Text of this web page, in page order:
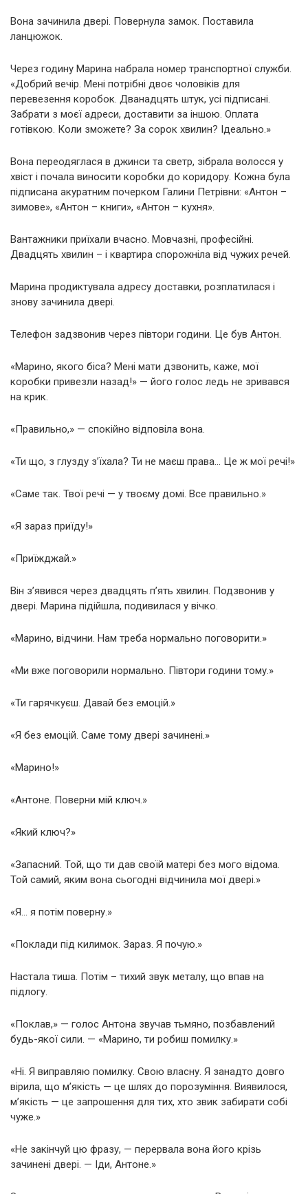
Вона зачинила двері. Повернула замок. Поставила
ланцюжок.
Через годину Марина набрала номер транспортної служби.
«Добрий вечір. Мені потрібні двоє чоловіків для
перевезення коробок. Дванадцять штук, усі підписані.
Забрати з моєї адреси, доставити за іншою. Оплата
готівкою. Коли зможете? За сорок хвилин? Ідеально.»
Вона переодяглася в джинси та светр, зібрала волосся у
хвіст і почала виносити коробки до коридору. Кожна була
підписана акуратним почерком Галини Петрівни: «Антон –
зимове», «Антон – книги», «Антон – кухня».
Вантажники приїхали вчасно. Мовчазні, професійні.
Двадцять хвилин – і квартира спорожніла від чужих речей.
Марина продиктувала адресу доставки, розплатилася і
знову зачинила двері.
Телефон задзвонив через півтори години. Це був Антон.
«Марино, якого біса? Мені мати дзвонить, каже, мої
коробки привезли назад!» — його голос ледь не зривався
на крик.
«Правильно,» — спокійно відповіла вона.
«Ти що, з глузду з’їхала? Ти не маєш права… Це ж мої речі!»
«Саме так. Твої речі — у твоєму домі. Все правильно.»
«Я зараз приїду!»
«Приїжджай.»
Він з’явився через двадцять п’ять хвилин. Подзвонив у
двері. Марина підійшла, подивилася у вічко.
«Марино, відчини. Нам треба нормально поговорити.»
«Ми вже поговорили нормально. Півтори години тому.»
«Ти гарячкуєш. Давай без емоцій.»
«Я без емоцій. Саме тому двері зачинені.»
«Марино!»
«Антоне. Поверни мій ключ.»
«Який ключ?»
«Запасний. Той, що ти дав своїй матері без мого відома.
Той самий, яким вона сьогодні відчинила мої двері.»
«Я… я потім поверну.»
«Поклади під килимок. Зараз. Я почую.»
Настала тиша. Потім – тихий звук металу, що впав на
підлогу.
«Поклав,» — голос Антона звучав тьмяно, позбавлений
будь-якої сили. — «Марино, ти робиш помилку.»
«Ні. Я виправляю помилку. Свою власну. Я занадто довго
вірила, що м’якість — це шлях до порозуміння. Виявилося,
м’якість — це запрошення для тих, хто звик забирати собі
чуже.»
«Не закінчуй цю фразу, — перервала вона його крізь
зачинені двері. — Іди, Антоне.»